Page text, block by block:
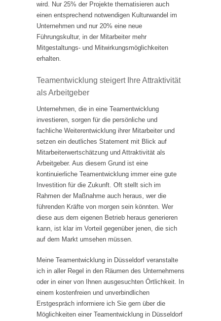
wird. Nur 25% der Projekte thematisieren auch
einen entsprechend notwendigen Kulturwandel im
Unternehmen und nur 20% eine neue
Führungskultur, in der Mitarbeiter mehr
Mitgestaltungs- und Mitwirkungsmöglichkeiten
erhalten.
Teamentwicklung steigert Ihre Attraktivität
als Arbeitgeber
Unternehmen, die in eine Teamentwicklung
investieren, sorgen für die persönliche und
fachliche Weiterentwicklung ihrer Mitarbeiter und
setzen ein deutliches Statement mit Blick auf
Mitarbeiterwertschätzung und Attraktivität als
Arbeitgeber. Aus diesem Grund ist eine
kontinuierliche Teamentwicklung immer eine gute
Investition für die Zukunft. Oft stellt sich im
Rahmen der Maßnahme auch heraus, wer die
führenden Kräfte von morgen sein könnten. Wer
diese aus dem eigenen Betrieb heraus generieren
kann, ist klar im Vorteil gegenüber jenen, die sich
auf dem Markt umsehen müssen.
Meine Teamentwicklung in Düsseldorf veranstalte
ich in aller Regel in den Räumen des Unternehmens
oder in einer von Ihnen ausgesuchten Örtlichkeit. In
einem kostenfreien und unverbindlichen
Erstgespräch informiere ich Sie gern über die
Möglichkeiten einer Teamentwicklung in Düsseldorf